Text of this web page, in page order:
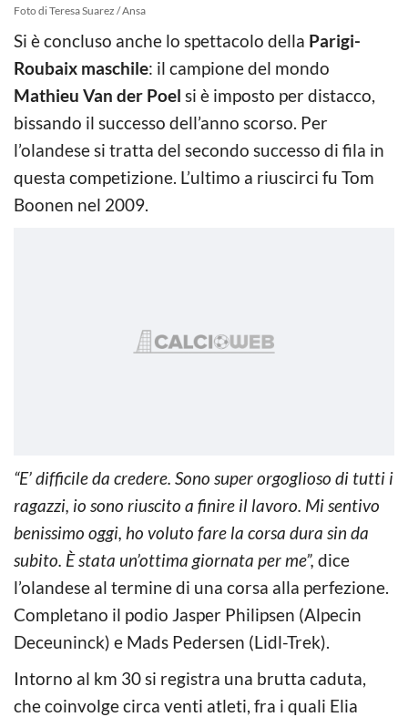
Foto di Teresa Suarez / Ansa
Si è concluso anche lo spettacolo della Parigi-
Roubaix maschile: il campione del mondo
Mathieu Van der Poel si è imposto per distacco,
bissando il successo dell’anno scorso. Per
l’olandese si tratta del secondo successo di fila in
questa competizione. L’ultimo a riuscirci fu Tom
Boonen nel 2009.
“E’ difficile da credere. Sono super orgoglioso di tutti i
ragazzi, io sono riuscito a finire il lavoro. Mi sentivo
benissimo oggi, ho voluto fare la corsa dura sin da
subito. È stata un’ottima giornata per me”, dice
l’olandese al termine di una corsa alla perfezione.
Completano il podio Jasper Philipsen (Alpecin
Deceuninck) e Mads Pedersen (Lidl-Trek).
Intorno al km 30 si registra una brutta caduta,
che coinvolge circa venti atleti, fra i quali Elia